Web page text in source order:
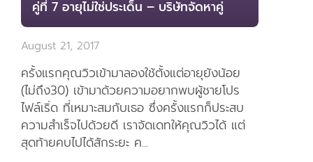
ครั้งแรกคุณวิวเข้ามาลองใช้ตั้งแต่อายุยังน้อย
(ไม่ถึง30) เข้ามาด้วยความอยากพบผู้ชายโปร
ไฟล์เริ่ด ที่เหมาะสมกับเธอ ซึ่งครั้งแรกก็ประสบ
ความสำเร็จไปด้วยดี เราจัดเดทให้คุณวิวได้ แต่
สุดท้ายคบไปได้สักระยะ ค...
อ่านเพิ่มเติม